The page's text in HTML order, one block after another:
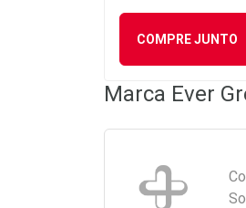
COMPRE JUNTO
Marca Ever